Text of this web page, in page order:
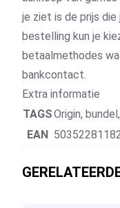
je ziet is de prijs
bestelling kun je
betaalmethodes
bankcontact.
Extra informatie
TAGSOrigin, bundel,
EAN